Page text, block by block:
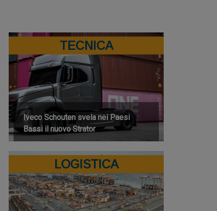
TECNICA
Iveco Schouten svela nei Paesi
Bassi il nuovo Strator
LOGISTICA